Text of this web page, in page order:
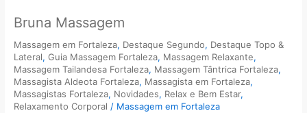
Bruna Massagem
Massagem em Fortaleza, Destaque Segundo, Destaque Topo &
Lateral,Guia Massagem Fortaleza, Massagem Relaxante,
Massagem Tailandesa Fortaleza, Massagem Tântrica Fortaleza,
Massagista Aldeota Fortaleza, Massagista em Fortaleza,
Massagistas Fortaleza, Novidades, Relax e Bem Estar,
Relaxamento Corporal / Massagem em Fortaleza